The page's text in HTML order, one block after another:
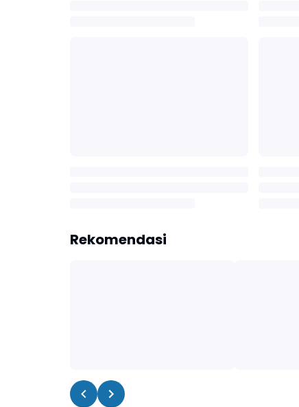
Rekomendasi